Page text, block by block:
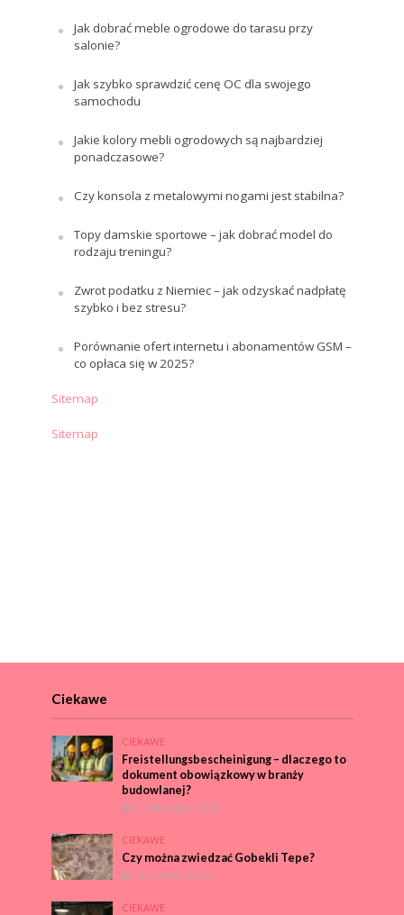
Jak dobrać meble ogrodowe do tarasu przy
salonie?
Jak szybko sprawdzić cenę OC dla swojego
samochodu
Jakie kolory mebli ogrodowych są najbardziej
ponadczasowe?
Czy konsola z metalowymi nogami jest stabilna?
Topy damskie sportowe – jak dobrać model do
rodzaju treningu?
Zwrot podatku z Niemiec – jak odzyskać nadpłatę
szybko i bez stresu?
Porównanie ofert internetu i abonamentów GSM –
co opłaca się w 2025?
Sitemap
Sitemap
Ciekawe
CIEKAWE
Freistellungsbescheinigung – dlaczego to
dokument obowiązkowy w branży
budowlanej?
4 listopada 2025
CIEKAWE
Czy można zwiedzać Gobekli Tepe?
20 marca 2025
CIEKAWE